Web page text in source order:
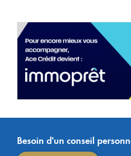
Besoin d'un conseil